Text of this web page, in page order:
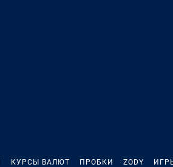
КУРСЫ ВАЛЮТ ПРОБКИ ZODY